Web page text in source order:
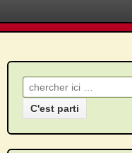
Recherche pour: